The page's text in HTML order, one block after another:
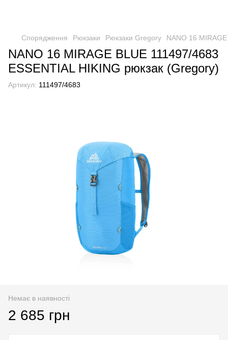
Спорядження Рюкзаки Рюкзаки Gregory NANO 16
NANO 16 MIRAGE BLUE 111497/4683
ESSENTIAL HIKING рюкзак (Gregory)
Артикул: 111497/4683
Немає в наявності
2 685 грн